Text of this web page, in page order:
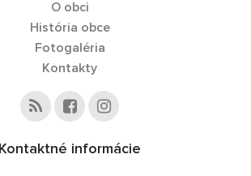
O obci
História obce
Fotogaléria
Kontakty
Kontaktné informácie